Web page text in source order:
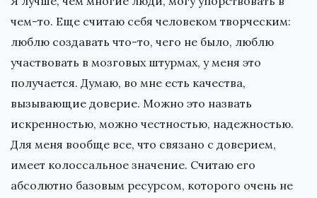
чем-то. Еще считаю себя человеком творческим:
люблю создавать что-то, чего не было, люблю
участвовать в мозговых штурмах, у меня это
получается. Думаю, во мне есть качества,
вызывающие доверие. Можно это назвать
искренностью, можно честностью, надежностью.
Для меня вообще все, что связано с доверием,
имеет колоссальное значение. Считаю его
абсолютно базовым ресурсом, которого очень не